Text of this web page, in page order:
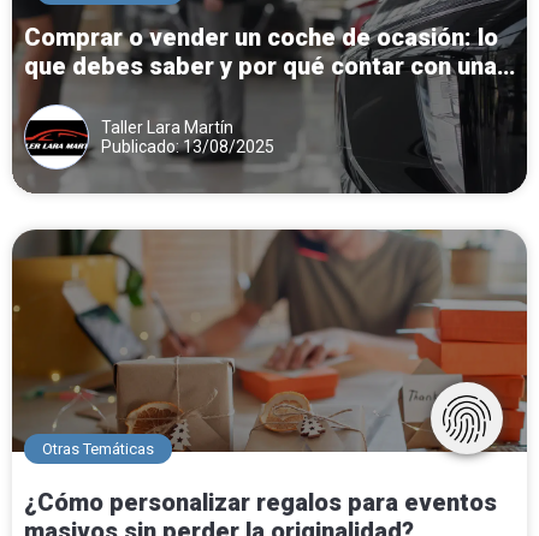
Comprar o vender un coche de ocasión: lo
que debes saber y por qué contar con una
gestoría especializada marca la diferencia
Taller Lara Martín
Publicado: 13/08/2025
Otras Temáticas
¿Cómo personalizar regalos para eventos